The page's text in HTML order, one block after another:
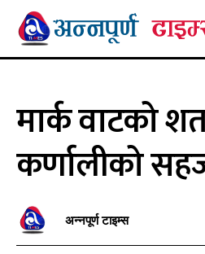
मार्क वाटको
कर्णालीको
अन्नपूर्ण टाइम्स